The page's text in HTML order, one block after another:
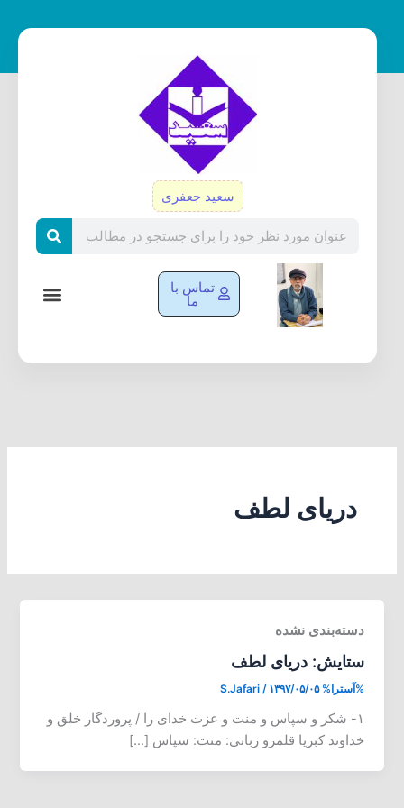
سعید جعفری
تماس با
ما
دریای لطف
دسته‌بندی نشده
ستایش: دریای لطف
%آسترا% S.Jafari / ۱۳۹۷/۰۵/۰۵
۱- شکر و سپاس و منت و عزت خدای را / پروردگار خلق و
خداوند کبریا قلمرو زبانی: منت: سپاس […]